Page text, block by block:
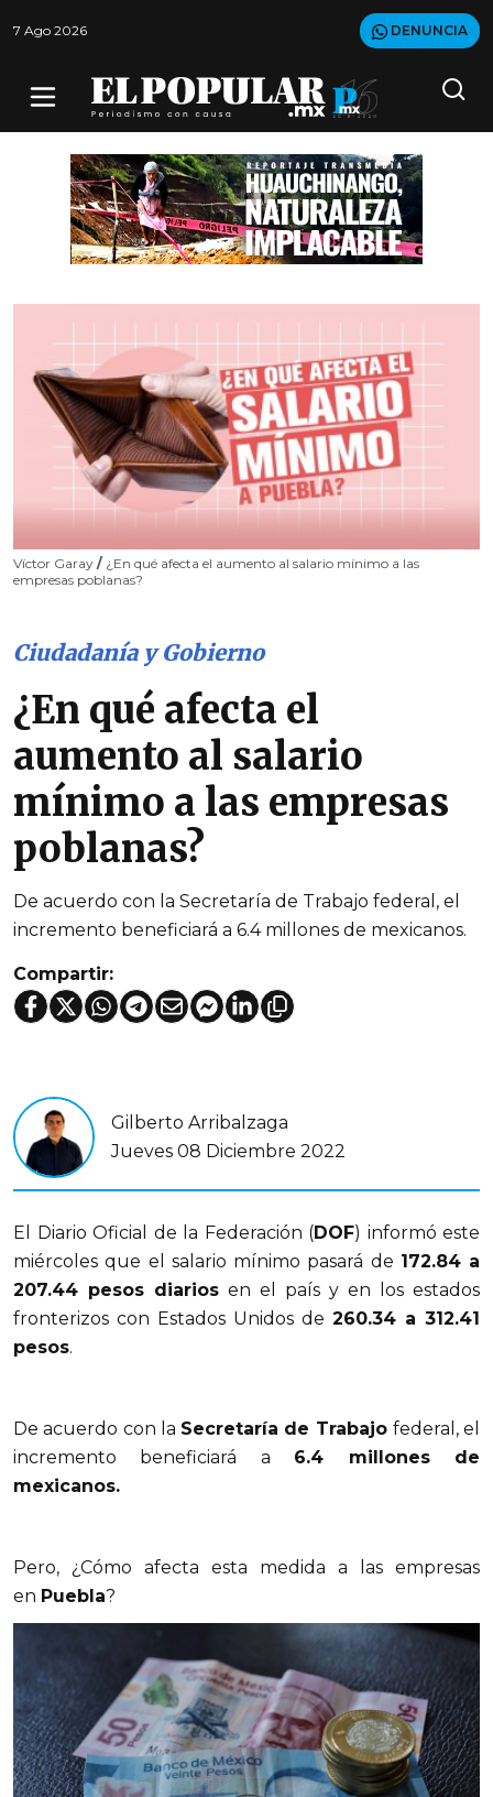
7 Ago 2026 DENUNCIA
Víctor Garay / ¿En qué afecta el aumento al salario mínimo a las
empresas poblanas?
Ciudadanía y Gobierno
¿En qué afecta el
aumento al salario
mínimo a las empresas
poblanas?
De acuerdo con la Secretaría de Trabajo federal, el
incremento beneficiará a 6.4 millones de mexicanos.
Compartir:
Gilberto Arribalzaga
Jueves 08 Diciembre 2022
El Diario Oficial de la Federación (DOF) informó este
miércoles que el salario mínimo pasará de 172.84 a
207.44 pesos diarios en el país y en los estados
fronterizos con Estados Unidos de 260.34 a 312.41
pesos.
De acuerdo con la Secretaría de Trabajo federal, el
incremento beneficiará a 6.4 millones de
mexicanos.
Pero, ¿Cómo afecta esta medida a las empresas
en Puebla?